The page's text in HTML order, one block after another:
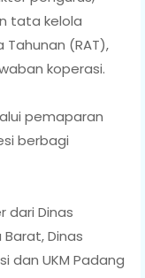
tata kelola
(RAT),
koperasi.
pemaparan
berbagi
dari Dinas
Dinas
dan UKM Padang